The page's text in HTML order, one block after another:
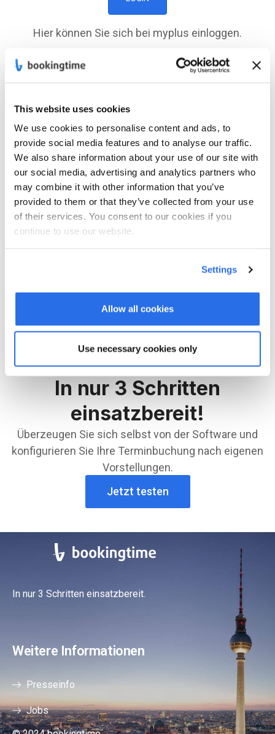
This website uses cookies
We use cookies to personalise content and ads, to
provide social media features and to analyse our traffic.
We also share information about your use of our site with
our social media, advertising and analytics partners who
may combine it with other information that you’ve
provided to them or that they’ve collected from your use
of their services. You consent to our cookies if you
continue to use our website.
Settings
Allow all cookies
Use necessary cookies only
Hier können Sie sich bei myplus einloggen.
Registrierung
01.03.2024
Wenn Sie sich nach dem 01.03.2024 registriert
haben, können Sie sich hier einloggen.
LOGIN
Dann können Sie sich hier anmelden.
In nur 3 Schritten
einsatzbereit!
Überzeugen Sie sich selbst von der Software und
konfigurieren Sie Ihre Terminbuchung nach eigenen
Vorstellungen.
Jetzt testen
In nur 3 Schritten einsatzbereit.
Weitere Informationen
Presseinfo
Jobs